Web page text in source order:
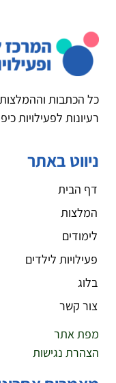
כל הכתבות וההמלצות
רעיונות לפעילויות
ניווט באתר
דף הבית
המלצות
לימודים
פעילויות לילדים
בלוג
צור קשר
מפת אתר
הצהרת נגישות